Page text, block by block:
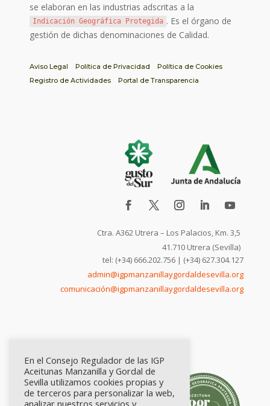
se elaboran en las industrias adscritas a la
Indicación Geográfica Protegida . Es el órgano de
gestión de dichas denominaciones de Calidad.
Aviso Legal Política de Privacidad
Política de Cookies
Registro de Actividades
Portal de Transparencia
Ctra. A362 Utrera – Los Palacios, Km. 3,5
41.710 Utrera (Sevilla)
tel: (+34) 666.202.756 | (+34) 627.304.127
admin@igpmanzanillaygordaldesevilla.org
comunicación@igpmanzanillaygordaldesevilla.org
En el Consejo Regulador de las IGP
Aceitunas Manzanilla y Gordal de
Sevilla utilizamos cookies propias y
de terceros para personalizar la web,
analizar nuestros servicios y